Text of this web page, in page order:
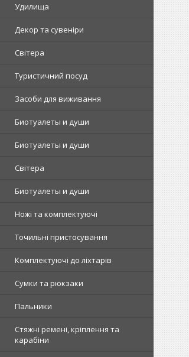
Удилища
Декор та сувеніри
Світера
Туристичний посуд
Засоби для виживання
Биотуалеты и души
Биотуалеты и души
Світера
Биотуалеты и души
Ножі та комплектуючі
Точильні пристосування
Комплектуючі до ліхтарів
Сумки та рюкзаки
Пальники
Стяжні ремені, кріплення та
карабіни